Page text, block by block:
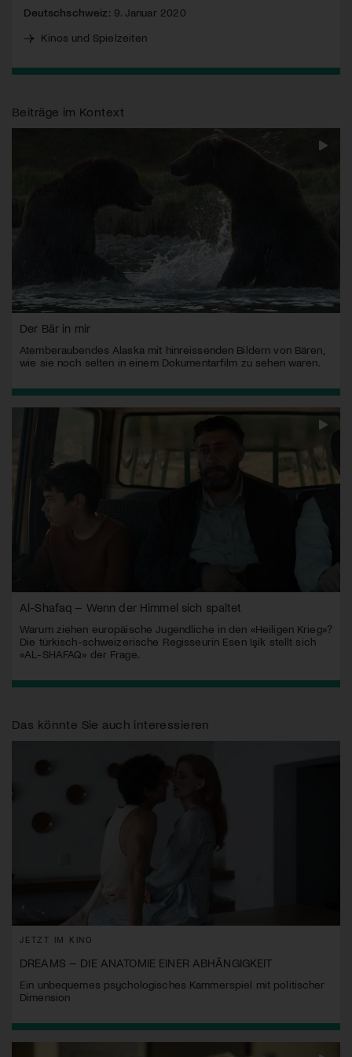
Deutschschweiz: 9. Januar 2020
Kinos und Spielzeiten
Beiträge im Kontext
Der Bär in mir
Atemberaubendes Alaska mit hinreissenden Bildern von Bären,
wie sie noch selten in einem Dokumentarfilm zu sehen waren.
Al-Shafaq – Wenn der Himmel sich spaltet
Warum ziehen europäische Jugendliche in den «Heiligen Krieg»?
Die türkisch-schweizerische Regisseurin Esen Işik stellt sich
«AL-SHAFAQ» der Frage.
Das könnte Sie auch interessieren
JETZT IM KINO
DREAMS – DIE ANATOMIE EINER ABHÄNGIGKEIT
Ein unbequemes psychologisches Kammerspiel mit politischer
Dimension